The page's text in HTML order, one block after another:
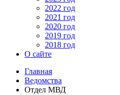
2022 год
2021 год
2020 год
2019 год
2018 год
О сайте
Главная
Ведомства
Отдел МВД